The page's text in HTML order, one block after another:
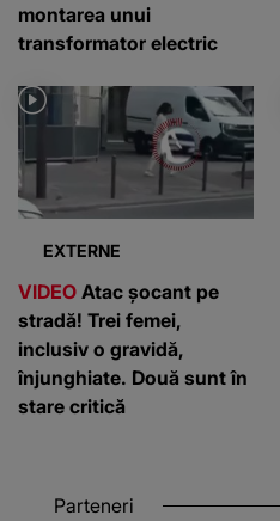
montarea unui
transformator electric
EXTERNE
VIDEO Atac șocant pe
stradă! Trei femei,
inclusiv o gravidă,
înjunghiate. Două sunt în
stare critică
Parteneri